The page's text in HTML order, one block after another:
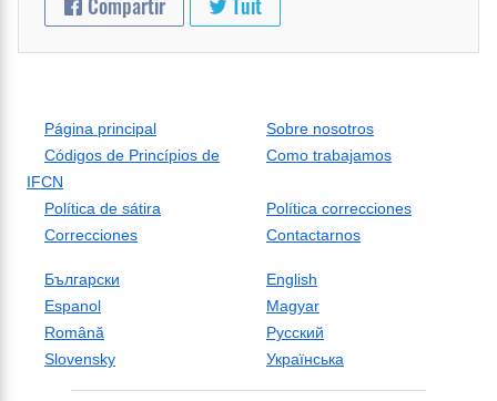
Página principal
Sobre nosotros
Códigos de Princípios de
IFCN
Como trabajamos
Política de sátira
Política correcciones
Correcciones
Contactarnos
Български
English
Espanol
Magyar
Română
Русский
Slovensky
Українська